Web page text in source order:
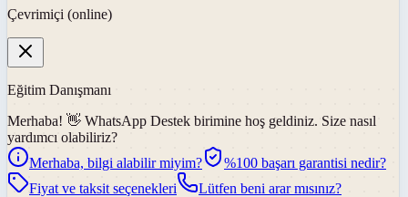
Çevrimiçi (online)
Eğitim Danışmanı
Merhaba! 👋 WhatsApp Destek birimine hoş geldiniz. Size nasıl
yardımcı olabiliriz?
Merhaba, bilgi alabilir miyim?
%100 başarı garantisi nedir?
Fiyat ve taksit seçenekleri
Lütfen beni arar mısınız?